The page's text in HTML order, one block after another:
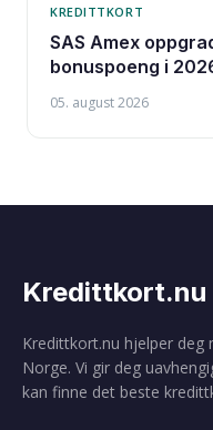
KREDITTKORT
SAS Amex
bonuspoeng i
05. august 2026
Kredittkort.nu
Kredittkort.nu hjelper
Norge. Vi gir deg
kan finne det beste